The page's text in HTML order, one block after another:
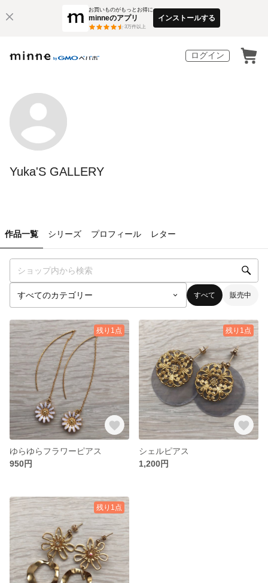
お買いものがもっとお得に
minneのアプリ
3万件以上
インストールする
ログイン
Yuka'S GALLERY
作品一覧 シリーズ プロフィール レター
すべて 販売中
残り1点
ゆらゆらフラワーピアス
950円
残り1点
シェルピアス
1,200円
残り1点